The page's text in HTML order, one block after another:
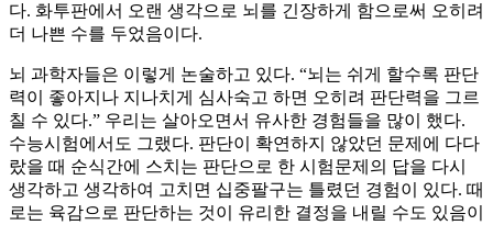
다. 화투판에서 오랜 생각으로 뇌를 긴장하게 함으로써 오히려
더 나쁜 수를 두었음이다.
뇌 과학자들은 이렇게 논술하고 있다. “뇌는 쉬게 할수록 판단
력이 좋아지나 지나치게 심사숙고 하면 오히려 판단력을 그르
칠 수 있다.” 우리는 살아오면서 유사한 경험들을 많이 했다.
수능시험에서도 그랬다. 판단이 확연하지 않았던 문제에 다다
랐을 때 순식간에 스치는 판단으로 한 시험문제의 답을 다시
생각하고 생각하여 고치면 십중팔구는 틀렸던 경험이 있다. 때
로는 육감으로 판단하는 것이 유리한 결정을 내릴 수도 있음이